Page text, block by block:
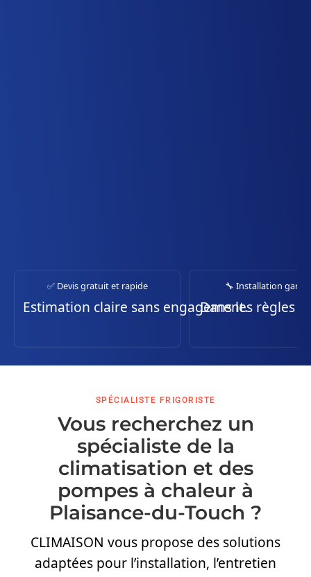
✅ Devis gratuit et rapide
Estimation claire sans engagement.
🔧 Installation
Dans les règles
SPÉCIALISTE FRIGORISTE
Vous recherchez un
spécialiste de la
climatisation et des
pompes à chaleur à
Plaisance-du-Touch ?
CLIMAISON vous propose des solutions
adaptées pour l’installation, l’entretien